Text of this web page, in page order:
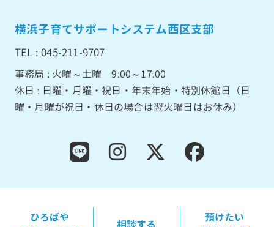
横浜子育てサポートシステム西区支部
TEL : 045-211-9707
事務局 : 火曜～土曜 9:00～17:00
休日 : 日曜・月曜・祝日・年末年始・特別休館日（日
曜・月曜が祝日・休日の場合は翌火曜日はお休み）
ひろばや
預けたい